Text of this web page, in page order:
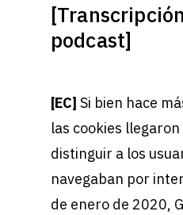
podcast]
[EC] Si bien hace
las cookies
distinguir a los
navegaban por
de enero de 2020,